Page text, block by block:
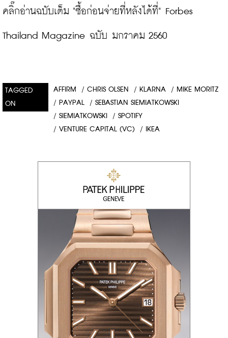
คลิ๊กอ่านฉบับเต็ม "ซื้อก่อนจ่ายที่หลังได้ที่" Forbes
Thailand Magazine ฉบับ มกราคม 2560
TAGGED
ON
AFFIRM / CHRIS OLSEN / KLARNA / MIKE MORITZ
/ PAYPAL / SEBASTIAN SIEMIATKOWSKI
/ SIEMIATKOWSKI / SPOTIFY
/ VENTURE CAPITAL (VC) / IKEA